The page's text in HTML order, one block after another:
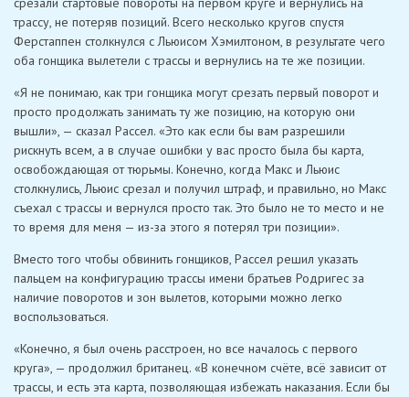
трассу, не потеряв позиций. Всего несколько кругов спустя
Ферстаппен столкнулся с Льюисом Хэмилтоном, в результате чего
оба гонщика вылетели с трассы и вернулись на те же позиции.
«Я не понимаю, как три гонщика могут срезать первый поворот и
просто продолжать занимать ту же позицию, на которую они
вышли», — сказал Рассел. «Это как если бы вам разрешили
рискнуть всем, а в случае ошибки у вас просто была бы карта,
освобождающая от тюрьмы. Конечно, когда Макс и Льюис
столкнулись, Льюис срезал и получил штраф, и правильно, но Макс
съехал с трассы и вернулся просто так. Это было не то место и не
то время для меня — из-за этого я потерял три позиции».
Вместо того чтобы обвинить гонщиков, Рассел решил указать
пальцем на конфигурацию трассы имени братьев Родригес за
наличие поворотов и зон вылетов, которыми можно легко
воспользоваться.
«Конечно, я был очень расстроен, но все началось с первого
круга», — продолжил британец. «В конечном счёте, всё зависит от
трассы, и есть эта карта, позволяющая избежать наказания. Если бы